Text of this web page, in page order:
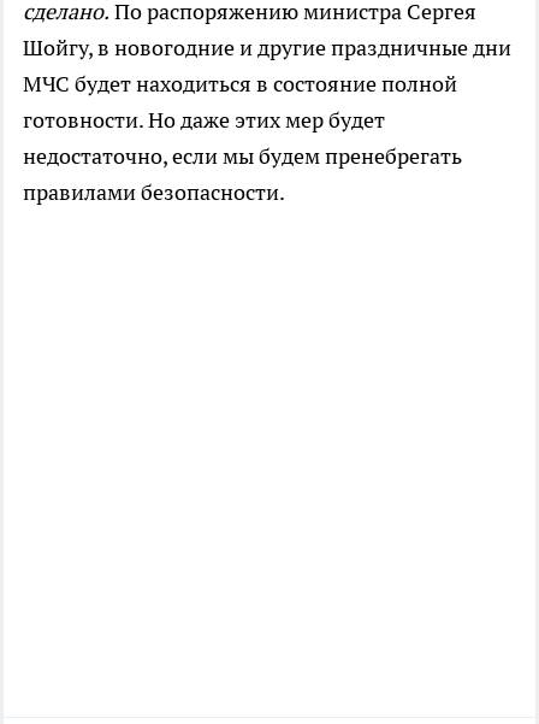
сделано. По распоряжению министра Сергея
Шойгу, в новогодние и другие праздничные дни
МЧС будет находиться в состояние полной
готовности. Но даже этих мер будет
недостаточно, если мы будем пренебрегать
правилами безопасности.